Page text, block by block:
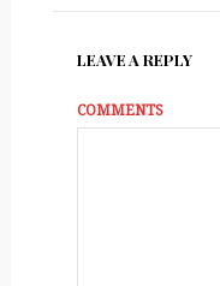
LEAVE A REPLY
COMMENTS